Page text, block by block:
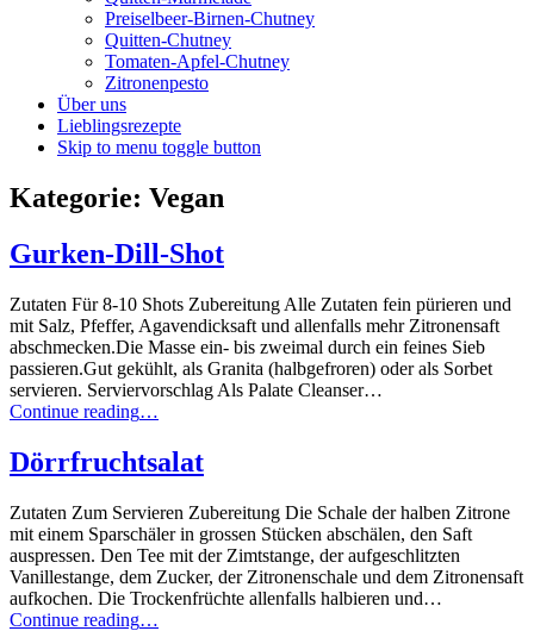
Preiselbeer-Birnen-Chutney
Quitten-Chutney
Tomaten-Apfel-Chutney
Zitronenpesto
Über uns
Lieblingsrezepte
Skip to menu toggle button
Kategorie: Vegan
Gurken-Dill-Shot
Zutaten Für 8-10 Shots Zubereitung Alle Zutaten fein pürieren und
mit Salz, Pfeffer, Agavendicksaft und allenfalls mehr Zitronensaft
abschmecken.Die Masse ein- bis zweimal durch ein feines Sieb
passieren.Gut gekühlt, als Granita (halbgefroren) oder als Sorbet
servieren. Serviervorschlag Als Palate Cleanser…
Continue reading“Gurken-
Shot”
…
Dörrfruchtsalat
Zutaten Zum Servieren Zubereitung Die Schale der halben Zitrone
mit einem Sparschäler in grossen Stücken abschälen, den Saft
auspressen. Den Tee mit der Zimtstange, der aufgeschlitzten
Vanillestange, dem Zucker, der Zitronenschale und dem Zitronensaft
aufkochen. Die Trockenfrüchte allenfalls halbieren und…
Continue reading“Dörrfruchtsalat”
…